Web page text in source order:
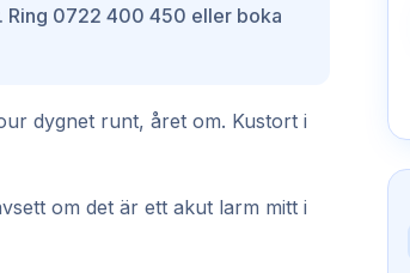
Ring 0722 400 450 eller boka
dygnet runt, året om. Kustort i
om det är ett akut larm mitt i